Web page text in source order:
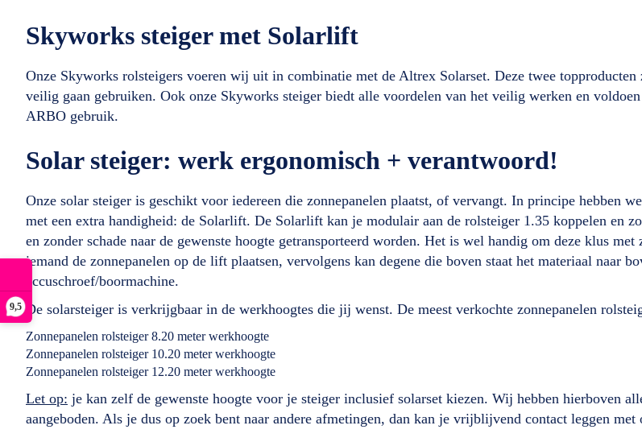
9,5
Skyworks steiger met Solarlift
Onze Skyworks rolsteigers voeren wij uit in combinatie met de Altrex Solarset. Deze twee
veilig gaan gebruiken. Ook onze Skyworks steiger biedt alle voordelen van het veilig werken en
ARBO gebruik.
Solar steiger: werk ergonomisch + verantwoord!
Onze solar steiger is geschikt voor iedereen die zonnepanelen plaatst, of vervangt. In principe hebben
met een extra handigheid: de Solarlift. De Solarlift kan je modulair aan de rolsteiger 1.35 koppelen en
en zonder schade naar de gewenste hoogte getransporteerd worden. Het is wel handig om deze klus met
iemand de zonnepanelen op de lift plaatsen, vervolgens kan degene die boven staat het materiaal naar
accuschroef/boormachine.
De solarsteiger is verkrijgbaar in de werkhoogtes die jij wenst. De meest verkochte zonnepanelen
Zonnepanelen rolsteiger 8.20 meter werkhoogte
Zonnepanelen rolsteiger 10.20 meter werkhoogte
Zonnepanelen rolsteiger 12.20 meter werkhoogte
Let op: je kan zelf de gewenste hoogte voor je steiger inclusief solarset kiezen. Wij hebben hierboven
aangeboden. Als je dus op zoek bent naar andere afmetingen, dan kan je vrijblijvend contact leggen met